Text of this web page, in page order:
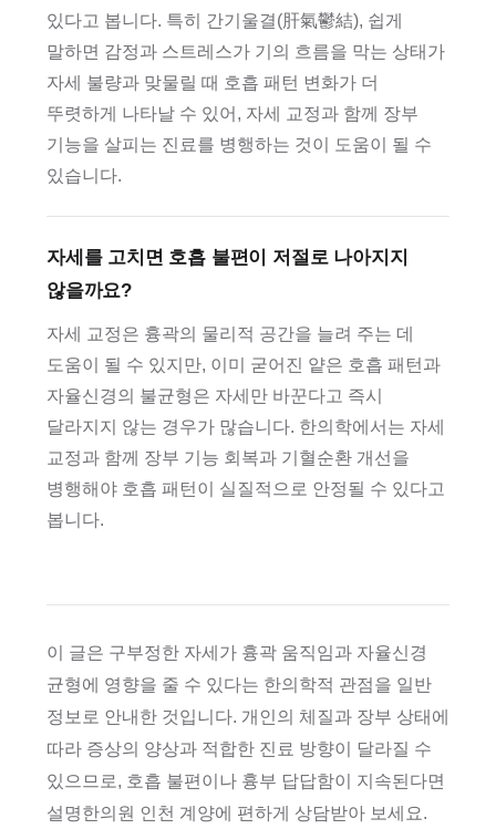
있다고 봅니다. 특히 간기울결(肝氣鬱結), 쉽게
말하면 감정과 스트레스가 기의 흐름을 막는 상태가
자세 불량과 맞물릴 때 호흡 패턴 변화가 더
뚜렷하게 나타날 수 있어, 자세 교정과 함께 장부
기능을 살피는 진료를 병행하는 것이 도움이 될 수
있습니다.
자세를 고치면 호흡 불편이 저절로 나아지지
않을까요?
자세 교정은 흉곽의 물리적 공간을 늘려 주는 데
도움이 될 수 있지만, 이미 굳어진 얕은 호흡 패턴과
자율신경의 불균형은 자세만 바꾼다고 즉시
달라지지 않는 경우가 많습니다. 한의학에서는 자세
교정과 함께 장부 기능 회복과 기혈순환 개선을
병행해야 호흡 패턴이 실질적으로 안정될 수 있다고
봅니다.
이 글은 구부정한 자세가 흉곽 움직임과 자율신경
균형에 영향을 줄 수 있다는 한의학적 관점을 일반
정보로 안내한 것입니다. 개인의 체질과 장부 상태에
따라 증상의 양상과 적합한 진료 방향이 달라질 수
있으므로, 호흡 불편이나 흉부 답답함이 지속된다면
설명한의원 인천 계양에 편하게 상담받아 보세요.